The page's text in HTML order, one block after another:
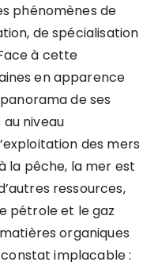
phénomènes de
de spécialisation
à cette
en apparence
de ses
niveau
des mers
la pêche, la mer est
ressources,
pétrole et le gaz
organiques
implacable :